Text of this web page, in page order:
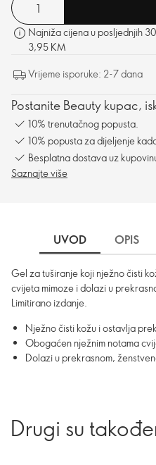
Najniža cijena u posljednjih
3,95 KM
Vrijeme isporuke: 2-7 dana
Postanite Beauty kupac,
10% trenutačnog popusta.
10% popusta za dijeljenje
Besplatna dostava uz
Saznajte više
UVOD OPIS
Gel za tuširanje koji nježno čisti
cvijeta mimoze i dolazi u
Limitirano izdanje.
Nježno čisti kožu i ostavlja
Obogaćen nježnim notama
Dolazi u prekrasnom,
Drugi su